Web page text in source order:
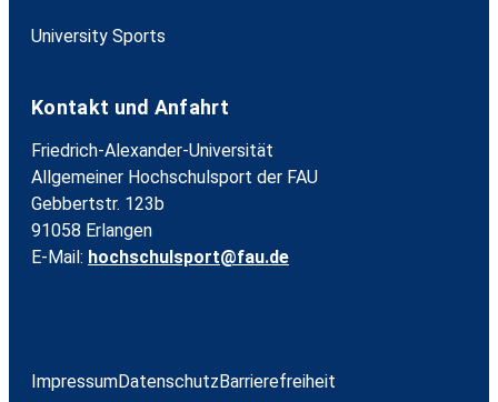
University Sports
Kontakt und Anfahrt
Friedrich-Alexander-Universität
Allgemeiner Hochschulsport der FAU
Gebbertstr. 123b
91058 Erlangen
E-Mail: hochschulsport@fau.de
ImpressumDatenschutzBarrierefreiheit